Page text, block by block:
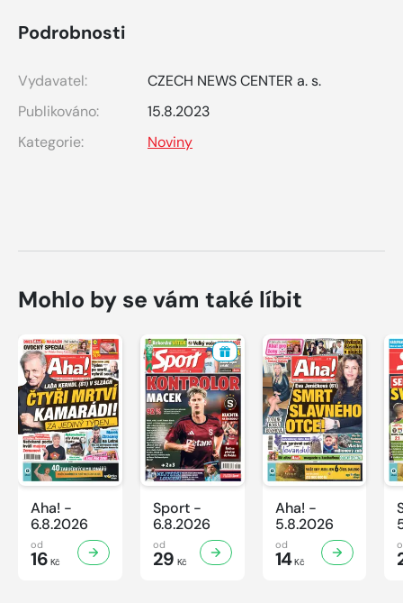
Podrobnosti
Vydavatel:
CZECH NEWS CENTER a. s.
Publikováno:
15.8.2023
Kategorie:
Noviny
Mohlo by se vám také líbit
Aha! -
6.8.2026
od
16 Kč
Sport -
6.8.2026
od
29 Kč
Aha! -
5.8.2026
od
14Kč